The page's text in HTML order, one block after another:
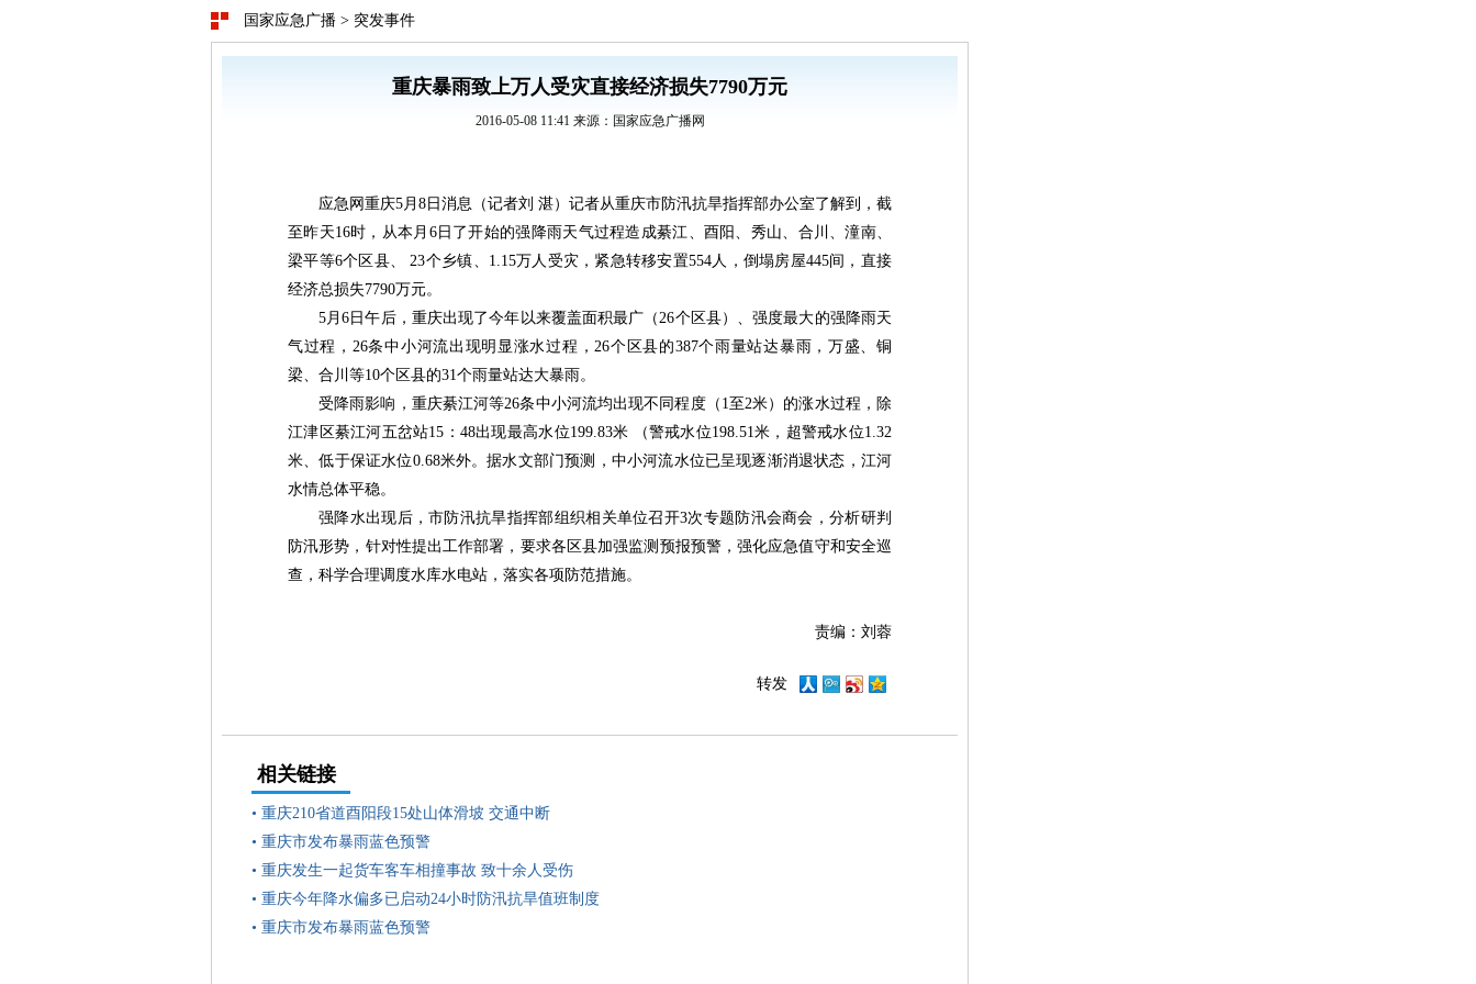
国家应急广播 > 突发事件
重庆暴雨致上万人受灾直接经济损失7790万元
2016-05-08 11:41 来源：国家应急广播网
应急网重庆5月8日消息（记者刘 湛）记者从重庆市防汛抗旱指挥部办公室了解到，截
至昨天16时，从本月6日了开始的强降雨天气过程造成綦江、酉阳、秀山、合川、潼南、
梁平等6个区县、 23个乡镇、1.15万人受灾，紧急转移安置554人，倒塌房屋445间，直接
经济总损失7790万元。
5月6日午后，重庆出现了今年以来覆盖面积最广（26个区县）、强度最大的强降雨天
气过程，26条中小河流出现明显涨水过程，26个区县的387个雨量站达暴雨，万盛、铜
梁、合川等10个区县的31个雨量站达大暴雨。
受降雨影响，重庆綦江河等26条中小河流均出现不同程度（1至2米）的涨水过程，除
江津区綦江河五岔站15：48出现最高水位199.83米 （警戒水位198.51米，超警戒水位1.32
米、低于保证水位0.68米外。据水文部门预测，中小河流水位已呈现逐渐消退状态，江河
水情总体平稳。
强降水出现后，市防汛抗旱指挥部组织相关单位召开3次专题防汛会商会，分析研判
防汛形势，针对性提出工作部署，要求各区县加强监测预报预警，强化应急值守和安全巡
查，科学合理调度水库水电站，落实各项防范措施。
责编：刘蓉
转发
相关链接
• 重庆210省道酉阳段15处山体滑坡 交通中断
• 重庆市发布暴雨蓝色预警
• 重庆发生一起货车客车相撞事故 致十余人受伤
• 重庆今年降水偏多已启动24小时防汛抗旱值班制度
• 重庆市发布暴雨蓝色预警